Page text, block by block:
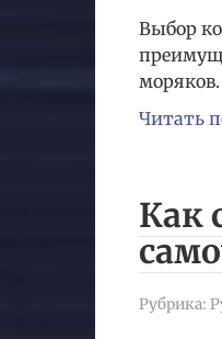
Выбор
Читать
Как
Рубрика: